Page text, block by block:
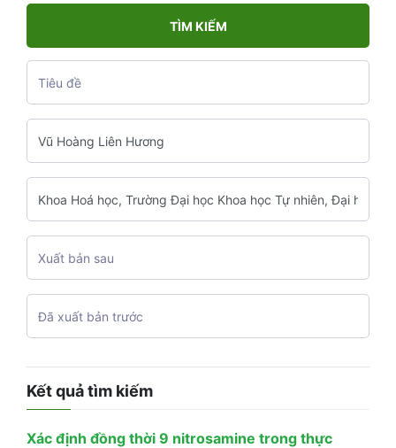
TÌM KIẾM
Kết quả tìm kiếm
Xác định đồng thời 9 nitrosamine trong thực